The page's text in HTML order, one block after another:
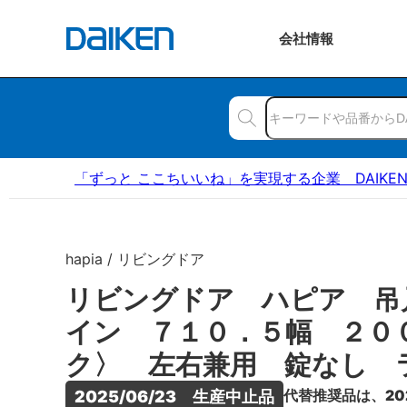
会社情報
「ずっと ここちいいね」を実現する企業 DAIKEN
hapia / リビングドア
リビングドア ハピア
イン ７１０．５幅 ２０
ク〉 左右兼用 錠なし
2025/06/23　生産中止品 代替推奨品は、